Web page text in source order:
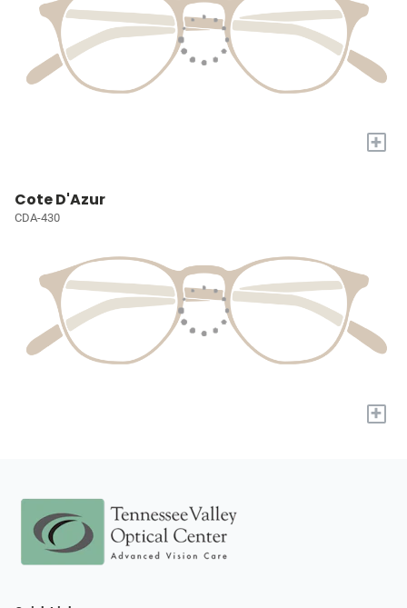
+
Cote D'Azur
CDA-430
+